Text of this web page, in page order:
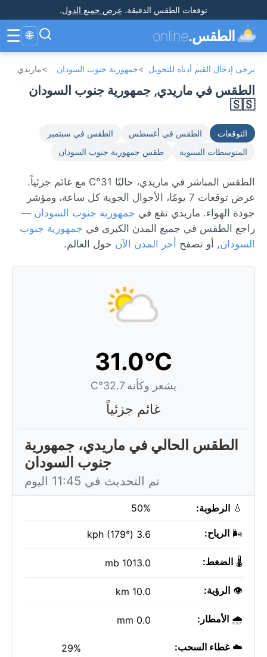
توقعات الطقس الدقيقة. عرض جميع الدول.
الطقس.online
🌐
☰
يرجى إدخال القيم أدناه للتحويل >جمهورية جنوب السودان >ماريدي
الطقس في ماريدي, جمهورية جنوب السودان
🇸🇸
التوقعات الطقس في أغسطس
الطقس في سبتمبر
المتوسطات السنوية
طقس جمهورية جنوب السودان
الطقس المباشر في ماريدي، حاليًا 31°C مع غائم جزئياً.
عرض توقعات 7 يومًا، الأحوال الجوية كل ساعة، ومؤشر
جودة الهواء. ماريدي تقع في جمهورية جنوب السودان —
راجع الطقس في جميع المدن الكبرى في جمهورية جنوب
السودان, أو تصفح أحر المدن الآن حول العالم.
31.0°C
يشعر وكأنه 32.7°C
غائم جزئياً
الطقس الحالي في ماريدي، جمهورية
جنوب السودان
تم التحديث في 11:45 اليوم
💧 الرطوبة: 50%
🌬️ الرياح: 3.6 kph (179°)
🌡️ الضغط: 1013.0 mb
👁️ الرؤية: 10.0 km
🌧️ الأمطار: 0.0 mm
☁️غطاء السحب: 29%